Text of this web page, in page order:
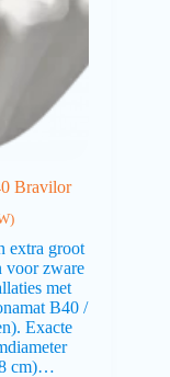
Bravilor
extra groot
voor zware
met
B40 /
Exacte
cm)…